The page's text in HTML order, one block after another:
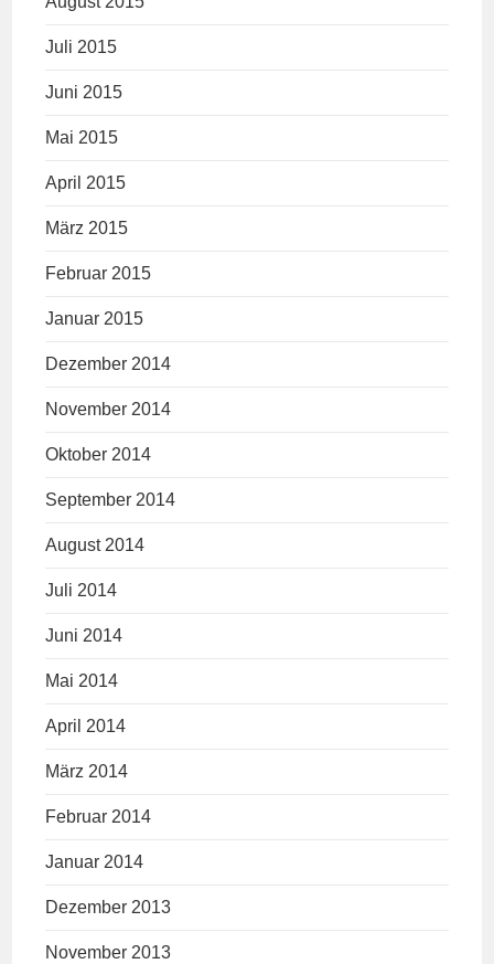
Juli 2015
Juni 2015
Mai 2015
April 2015
März 2015
Februar 2015
Januar 2015
Dezember 2014
November 2014
Oktober 2014
September 2014
August 2014
Juli 2014
Juni 2014
Mai 2014
April 2014
März 2014
Februar 2014
Januar 2014
Dezember 2013
November 2013